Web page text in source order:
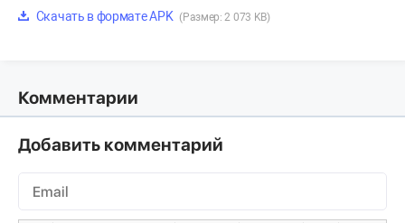
Скачать в формате APK (Размер: 2 073 KB)
Комментарии
Добавить комментарий